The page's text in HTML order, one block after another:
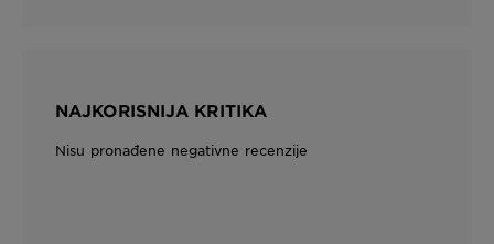
NAJKORISNIJA KRITIKA
Nisu pronađene negativne recenzije